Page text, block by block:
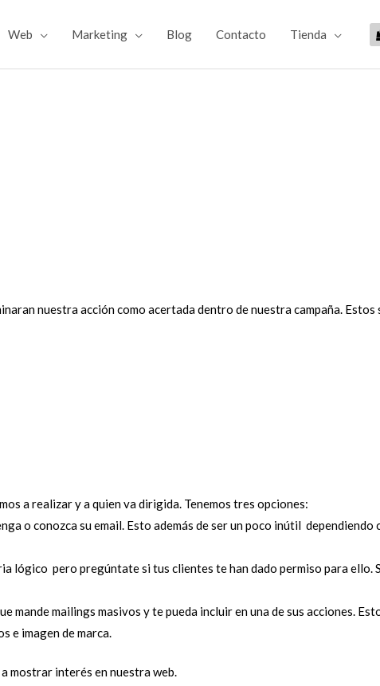
Web Marketing Blog Contacto Tienda
nuestra acción como acertada dentro de nuestra campaña. Estos
a realizar y a quien va dirigida. Tenemos tres opciones:
o conozca su email. Esto además de ser un poco inútil dependiendo
lógico pero pregúntate si tus clientes te han dado permiso para ello.
mailings masivos y te pueda incluir en una de sus acciones.
e imagen de marca.
mostrar interés en nuestra web.